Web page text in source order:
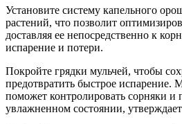
Установите систему капельного
растений, что позволит
доставляя ее непосредственно к
испарение и потери.
Покройте грядки мульчей, чтобы
предотвратить быстрое испарение.
поможет контролировать сорняки и
увлажненном состоянии,